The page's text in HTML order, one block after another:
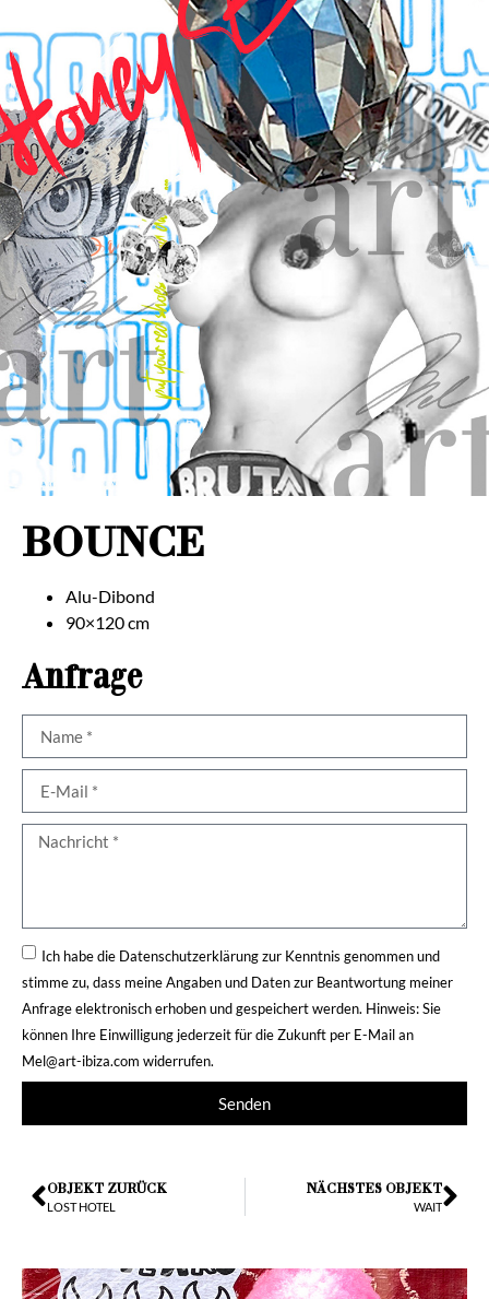
BOUNCE
Alu-Dibond
90×120 cm
Anfrage
Ich habe die Datenschutzerklärungzur Kenntnis genommen und
stimme zu, dass meine Angaben und Daten zur Beantwortung meiner
Anfrage elektronisch erhoben und gespeichert werden. Hinweis: Sie
können Ihre Einwilligung jederzeit für die Zukunft per E-Mail an
Mel@art-ibiza.com widerrufen.
Senden
OBJEKT ZURÜCK
LOST HOTEL
NÄCHSTES OBJEKT
WAIT